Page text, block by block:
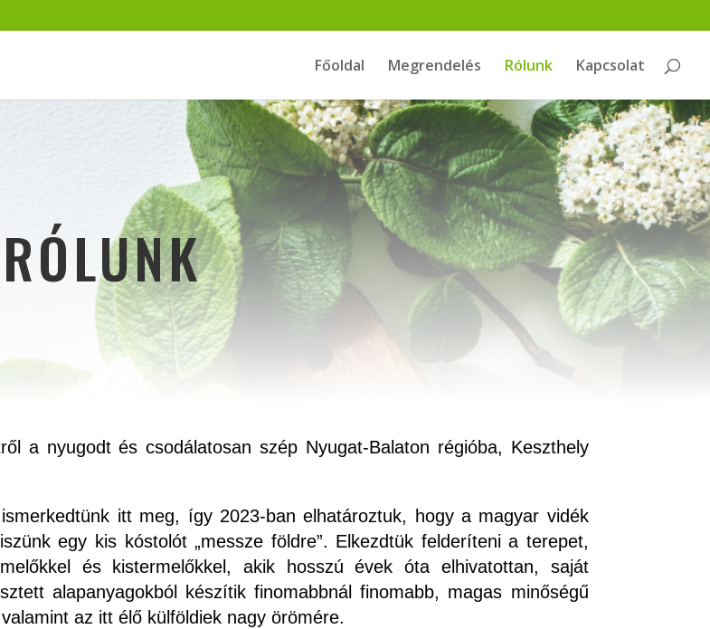
Főoldal Megrendelés Rólunk Kapcsolat
RÓLUNK
a nyugodt és csodálatosan szép Nyugat-Balaton régióba, Keszthely
itt meg, így 2023-ban elhatároztuk, hogy a magyar vidék
egy kis kóstolót „messze földre”. Elkezdtük felderíteni a terepet,
és kistermelőkkel, akik hosszú évek óta elhivatottan, saját
alapanyagokból készítik finomabbnál finomabb, magas minőségű
az itt élő külföldiek nagy örömére.